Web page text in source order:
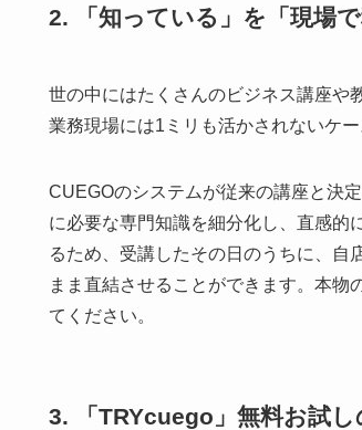
2. 「知っている」を「現場
世の中にはたくさんのビジネス講座や
業務現場には1ミリも活かされないケ
CUEGOのシステムが従来の講座と決
に必要な専門知識を細分化し、直感的
るため、受講したその日のうちに、自
まま直結させることができます。本物
てください。
3. 「TRYcuego」無料お試